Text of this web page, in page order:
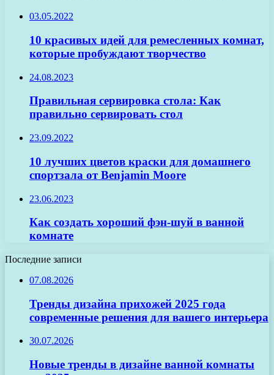
03.05.2022
10 красивых идей для ремесленных комнат,
которые пробуждают творчество
24.08.2023
Правильная сервировка стола: Как
правильно сервировать стол
23.09.2022
10 лучших цветов краски для домашнего
спортзала от Benjamin Moore
23.06.2023
Как создать хороший фэн-шуй в ванной
комнате
Последние записи
07.08.2026
Тренды дизайна прихожей 2025 года
современные решения для вашего интерьера
30.07.2026
Новые тренды в дизайне ванной комнаты